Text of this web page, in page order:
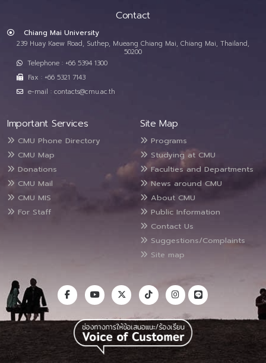
Contact
Chiang Mai University
239 Huay Kaew Road, Suthep, Mueang Chiang Mai, Chiang Mai, Thailand,
50200
Telephone : +66 5394 1300
Fax : +66 5321 7143
e-mail : contacts@cmu.ac.th
Important Services
CMU Phone Directory
CMU Map
Donations
CMU Mail
CMU MIS
For Staff
Site Map
Programs
Studying at CMU
Faculties and Departments
News around CMU
About CMU
Public Information
Contact Us
Suggestions/Complaints
Site map